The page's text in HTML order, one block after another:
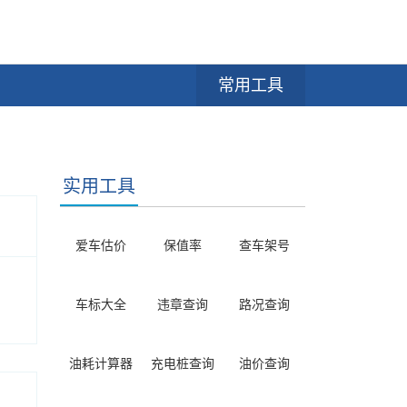
常用工具
实用工具
爱车估价 保值率 查车架号
车标大全 违章查询 路况查询
油耗计算器 充电桩查询 油价查询